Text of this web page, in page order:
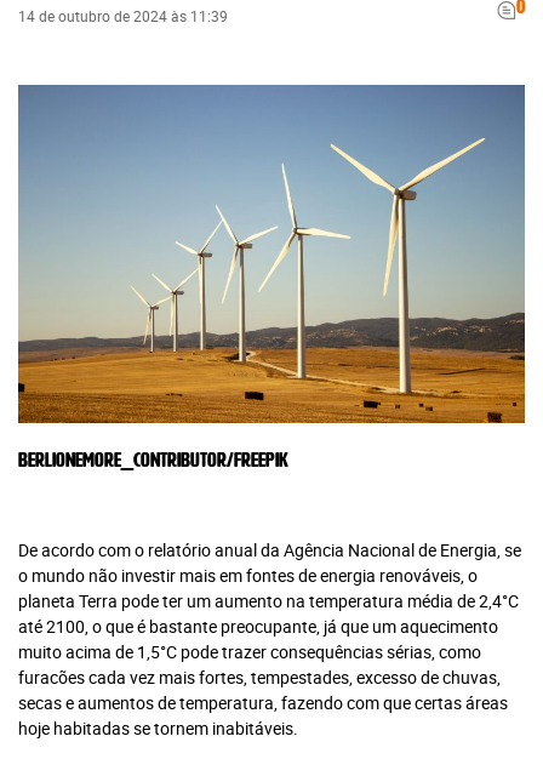
14 de outubro de 2024 às 11:39 0
berlionemore_contributor/freepik
De acordo com o relatório anual da Agência Nacional de Energia, se
o mundo não investir mais em fontes de energia renováveis, o
planeta Terra pode ter um aumento na temperatura média de 2,4°C
até 2100, o que é bastante preocupante, já que um aquecimento
muito acima de 1,5°C pode trazer consequências sérias, como
furacões cada vez mais fortes, tempestades, excesso de chuvas,
secas e aumentos de temperatura, fazendo com que certas áreas
hoje habitadas se tornem inabitáveis.